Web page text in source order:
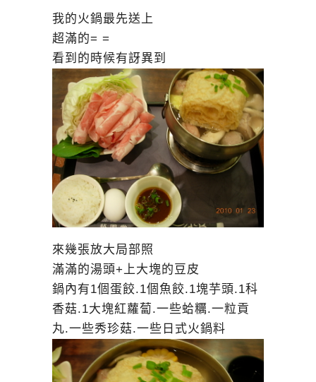
我的火鍋最先送上
超滿的= =
看到的時候有訝異到
來幾張放大局部照
滿滿的湯頭+上大塊的豆皮
鍋內有1個蛋餃.1個魚餃.1塊芋頭.1科
香菇.1大塊紅蘿蔔.一些蛤糲.一粒貢
丸.一些秀珍菇.一些日式火鍋料